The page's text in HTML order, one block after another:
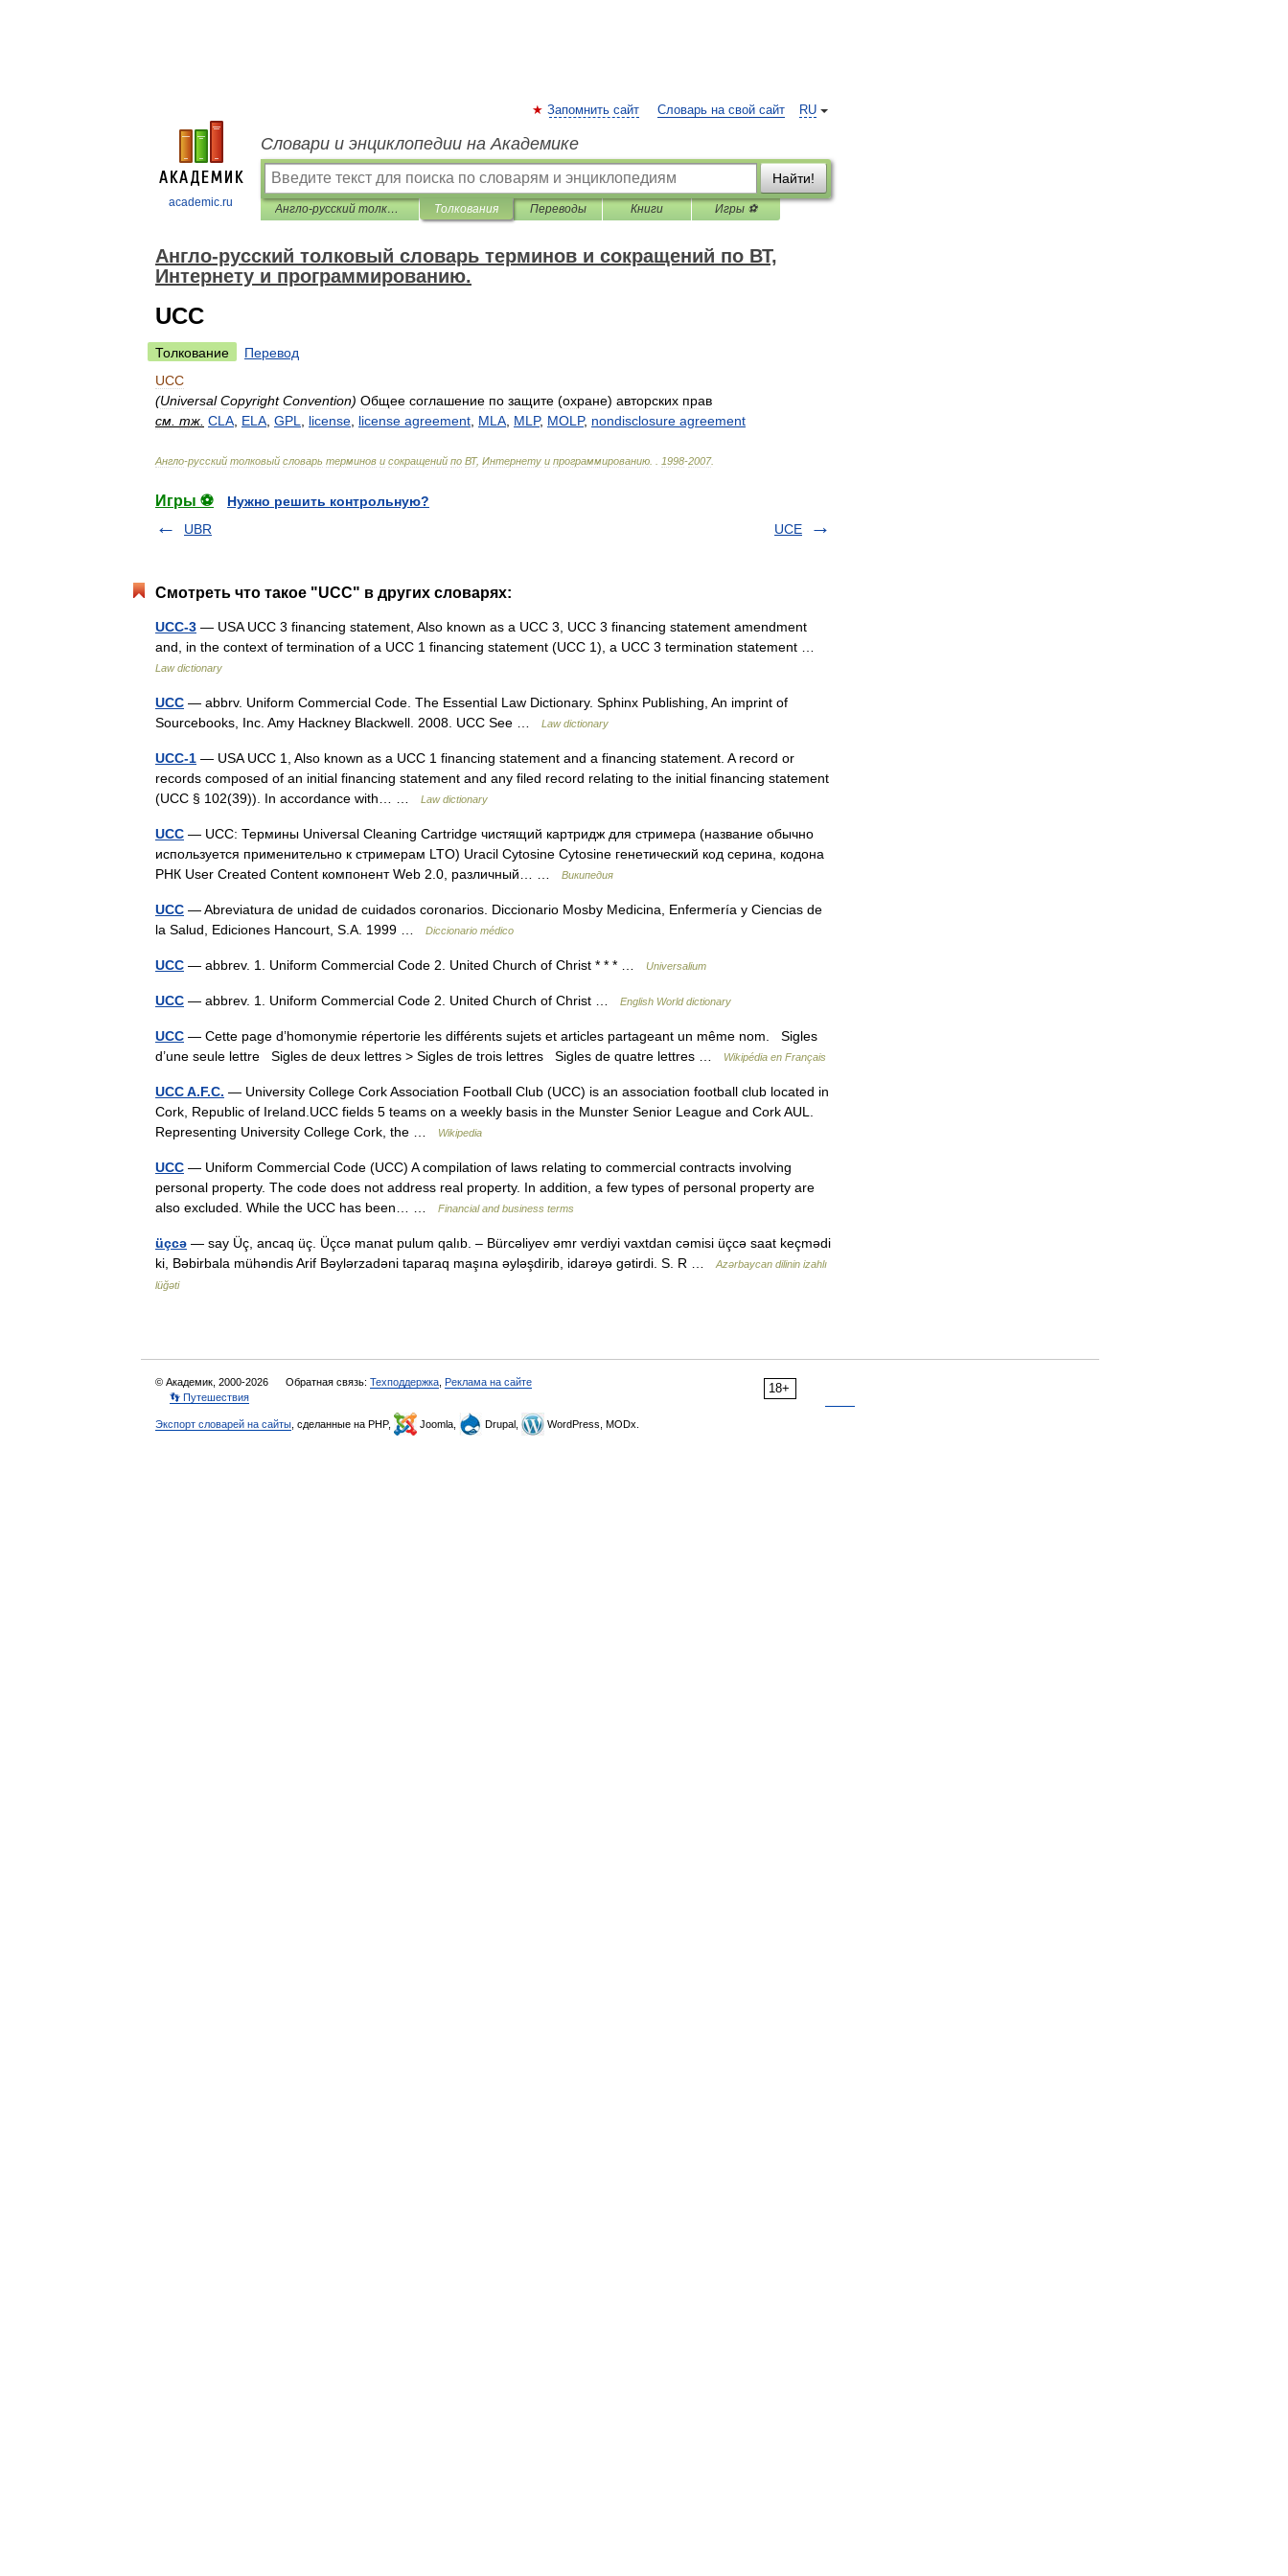
academic.ru
RU
Запомнить сайт Словарь на свой сайт
Словари и энциклопедии на Академике
Найти!
Англо-русский толковый словарь терминов и сокращений по ВТ, Интернету и программированию. Толкования Переводы Книги Игры ⚽
Англо-русский толковый словарь терминов и сокращений по ВТ,
Интернету и программированию.
UCC
Толкование
Перевод
UCC
(Universal Copyright Convention) Общее соглашение по защите (охране) авторских прав
см тж CLA ELA GPL license license agreement MLA MLP, MOLP, nondisclosure agreement
Англо-русский толковый словарь терминов и сокращений по ВТ, Интернету и программированию 1998-2007.
Игры ⚽
Нужно решить контрольную?
UBR
UCE
Смотреть что такое "UCC" в других словарях:
UCC-3 — USA UCC 3 financing statement, Also known as a UCC 3, UCC 3 financing statement amendment
and, in the context of termination of a UCC 1 financing statement (UCC 1), a UCC 3 termination statement …
Law dictionary
UCC — abbrv. Uniform Commercial Code. The Essential Law Dictionary. Sphinx Publishing, An imprint of
Sourcebooks, Inc. Amy Hackney Blackwell. 2008. UCC See …
Law dictionary
UCC-1 — USA UCC 1, Also known as a UCC 1 financing statement and a financing statement. A record or
records composed of an initial financing statement and any filed record relating to the initial financing statement
(UCC § 102(39)). In accordance with… …
Law dictionary
UCC — UCC: Термины Universal Cleaning Cartridge чистящий картридж для стримера (название обычно
используется применительно к стримерам LTO) Uracil Cytosine Cytosine генетический код серина, кодона
РНК User Created Content компонент Web 2.0, различный… …
Википедия
UCC — Abreviatura de unidad de cuidados coronarios. Diccionario Mosby Medicina, Enfermería y Ciencias de
la Salud, Ediciones Hancourt, S.A. 1999 …
Diccionario médico
UCC — abbrev. 1. Uniform Commercial Code 2. United Church of Christ * * * … Universalium
UCC — abbrev. 1. Uniform Commercial Code 2. United Church of Christ … English World dictionary
UCC — Cette page d’homonymie répertorie les différents sujets et articles partageant un même nom. Sigles
d’une seule lettre Sigles de deux lettres > Sigles de trois lettres Sigles de quatre lettres …
Wikipédia en Français
UCC A.F.C. — University College Cork Association Football Club (UCC) is an association football club located in
Cork, Republic of Ireland.UCC fields 5 teams on a weekly basis in the Munster Senior League and Cork AUL.
Representing University College Cork, the …
Wikipedia
UCC — Uniform Commercial Code (UCC) A compilation of laws relating to commercial contracts involving
personal property. The code does not address real property. In addition, a few types of personal property are
also excluded. While the UCC has been… …
Financial and business terms
üçcə — say Üç, ancaq üç. Üçcə manat pulum qalıb. – Bürcəliyev əmr verdiyi vaxtdan cəmisi üçcə saat keçmədi
ki, Bəbirbala mühəndis Arif Bəylərzadəni taparaq maşına əyləşdirib, idarəyə gətirdi. S. R …
Azərbaycan dilinin izahlı
lüğəti
18+
© Академик, 2000-2026 Обратная связь: Техподдержка Реклама на сайте
👣 Путешествия
Экспорт словарей на сайты , сделанные на PHP, Joomla, Drupal, WordPress, MODx.